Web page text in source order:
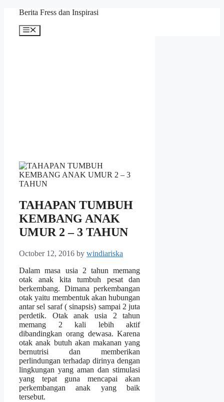
content
Berita Fress dan Inspirasi
Menu
TAHAPAN TUMBUH
KEMBANG ANAK
UMUR 2 – 3 TAHUN
October 12, 2016 by windiariska
Dalam masa usia 2 tahun memang
otak anak kita tumbuh pesat dan
berkembang. Dimana perkembangan
otak yaitu membentuk akan hubungan
antar sel saraf ( sinapsis) sampai 2 juta
perdetik. Otak anak usia 2 tahun
memang 2 kali lebih aktif
dibandingkan orang dewasa. Karena
otak anak butuh akan makanan yang
bernutrisi dan memberikan
perlindungan terhadap dirinya dengan
lingkungan yang aman dan stimulasi
yang tepat guna mencapai akan
perkembangan anak yang baik
tersebut.